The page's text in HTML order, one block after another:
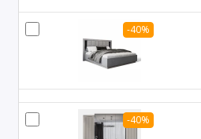
-40%
-40%